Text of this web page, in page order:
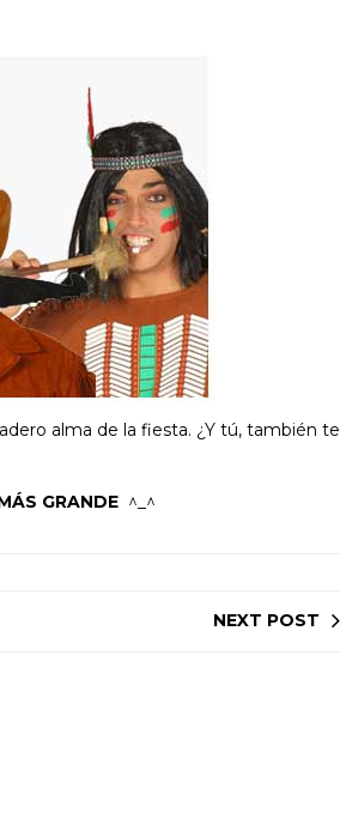
alma de la fiesta. ¿Y tú, también te
GRANDE ^_^
NEXT POST